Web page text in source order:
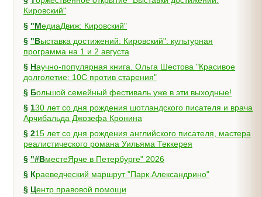
Кировский"
§
"МедиаДвиж: Кировский"
§ "Выставка достижений: Кировский": культурная
программа на 1 и 2 августа
§ Научно-популярная книга. Ольга Шестова "Красивое
долголетие: 10C против старения"
§
Большой семейный фестиваль уже в эти выходные!
§ 130 лет со дня рождения шотландского писателя и врача
Арчибальда Джозефа Кронина
§ 215 лет со дня рождения английского писателя, мастера
реалистического романа Уильяма Теккерея
§
"#ВместеЯрче в Петербурге" 2026
§
Краеведческий маршрут "Парк Александрино"
§
Центр правовой помощи